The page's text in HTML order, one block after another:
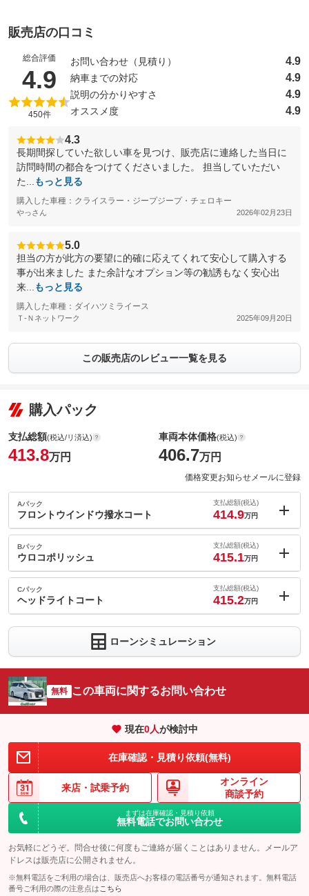
販売店の口コミ
総合評価
4.9 （5点満点中）
450件
お問い合わせ（見積り） 4.9
納車までの対応 4.9
説明の分かりやすさ 4.9
オススメ度 4.9
4.3
長期間探していた欲しい車を見つけ、販売店に連絡した当日に
訪問時間の都合をつけてくださいました。 担当していただい
た...
もっと見る
購入した車種：クライスラー・ジープジープ・チェロキー
やっさん 2026年02月23日
5.0
担当の方が此方の要望に的確に応えてくれて安心して購入する
事が出来ました また余計なオプション等の勧誘もなく安心出
来...
もっと見る
購入した車種：ダイハツミライース
Ｔ-Ｎネットワーク 2025年09月20日
この販売店のレビュー一覧を見る
購入パック
支払総額(税込/リ済込)
413.8万円
車両本体価格(税込)
406.7万円
価格変更お知らせメールに登録
Aパック
フロントウインドウ撥水コート
支払総額(税込)
414.9万円
内：オプシ
ョン価格
(税込)
車両本体価
406.7万円
トしてくれます。多発する大雨やゲリラ豪雨に備えるためにお勧
めしたい商品です。
このパックの見積もり依頼（無料）
Bパック
ウロコポリッシュ
支払総額(税込)
415.1万円
内：オプシ
ョン価格
(税込)
車両本体価
パック内容
美観をキープする為にお勧めしたい商品です。
備考
このパックの見積もり依頼（無料）
Cパック
ヘッドライトコート
支払総額(税込)
415.2万円
1.4 万円
車両本体価
格
ヘッドライト専用ガラスコーティング『ヘッドライトコート』は
ガラス被膜で黄ばみなどの表面劣化の予防や発止効果で汚れの付
着を抑制する効果が期待できます。
備考 －
このパックの見積もり依頼（無料）
ローンシミュレーション
無料 この車両に関するお問い合わせ
現在0人が検討中
在庫確認・見積り依頼(無料)
来店・ 試乗予約
オンライン
商談予約
まずは在庫確認・見積り依頼
無料電話でお問い合わせ
お気軽にどうぞ。問合せ後に何度もご連絡が届くことはありません。メールア
ドレスは販売店に公開されません。
※無料電話をご利用の場合は、販売店へお客様の電話番号が通知されます。無料電話
番号ご利用の際の注意点は こちら